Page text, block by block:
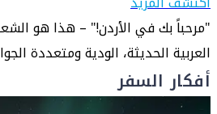
"مرحباً بك في الأردن!" – هذا هو
العربية الحديثة، الودية ومتعددة
أفكار السفر